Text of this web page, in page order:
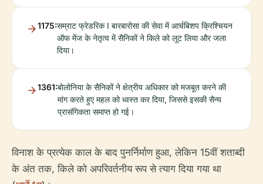
1175:सम्राट फ्रेडरिक I बारबारोसा की सेवा में आर्चबिशप क्रिश्चियन
ऑफ मेंज के नेतृत्व में सैनिकों ने किले को लूट लिया और जला
दिया।
1361:बोलोनिया के सैनिकों ने क्षेत्रीय अधिकार को मजबूत करने की
मांग करते हुए महल को ध्वस्त कर दिया, जिससे इसकी सैन्य
प्रासंगिकता समाप्त हो गई।
विनाश के प्रत्येक काल के बाद पुनर्निर्माण हुआ, लेकिन 15वीं शताब्दी
के अंत तक, किले को अपरिवर्तनीय रूप से त्याग दिया गया था